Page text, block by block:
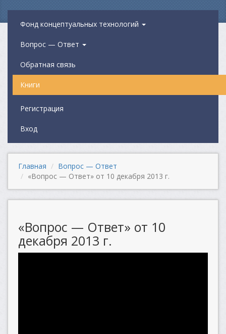
Фонд концептуальных технологий
Вопрос — Ответ
Обратная связь
Книги
Регистрация
Вход
Главная
Вопрос — Ответ
«Вопрос — Ответ» от 10 декабря 2013 г.
«Вопрос — Ответ» от 10
декабря 2013 г.